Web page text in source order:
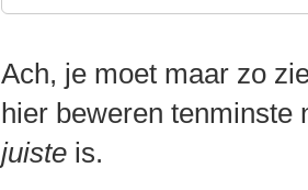
Ach, je moet maar zo
hier beweren
juiste is.